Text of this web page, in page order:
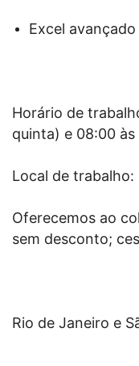
Excel
Horário de
quinta) e 08:00 às
Local de trabalho:
Oferecemos ao
sem desconto;
Rio de Janeiro e